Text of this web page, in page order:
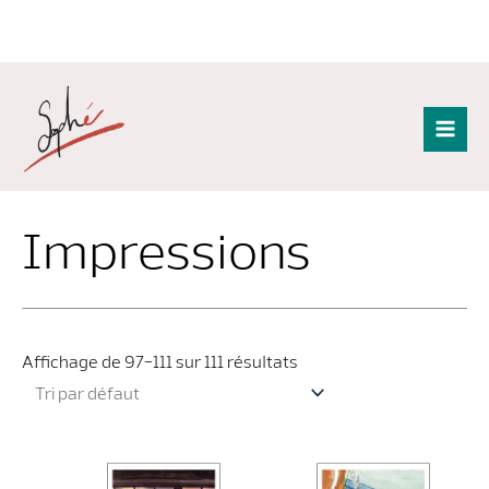
contenu
Impressions
Affichage de 97–111 sur 111 résultats